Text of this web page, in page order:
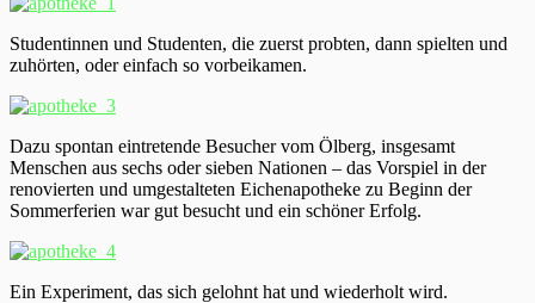
Studentinnen und Studenten, die zuerst probten, dann spielten und
zuhörten, oder einfach so vorbeikamen.
Dazu spontan eintretende Besucher vom Ölberg, insgesamt
Menschen aus sechs oder sieben Nationen – das Vorspiel in der
renovierten und umgestalteten Eichenapotheke zu Beginn der
Sommerferien war gut besucht und ein schöner Erfolg.
Ein Experiment, das sich gelohnt hat und wiederholt wird.